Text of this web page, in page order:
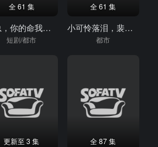
全 61 集
傅总，你的命我续上了
短剧/都市
全 61 集
小可怜落泪，裴爷抱回家宠上天
都市
更新至 3 集 全 87 集